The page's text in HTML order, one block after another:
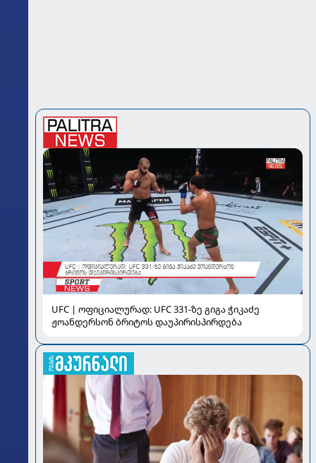
UFC | ოფიციალურად: UFC 331-ზე გიგა ჭიკაძე
ჟოანდერსონ ბრიტოს დაუპირისპირდება